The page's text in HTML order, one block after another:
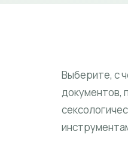
Выберите, с
документов,